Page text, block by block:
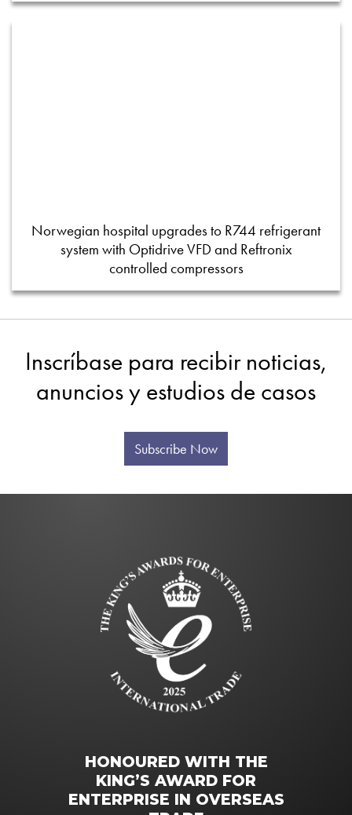
Norwegian hospital upgrades to R744 refrigerant
system with Optidrive VFD and Reftronix
controlled compressors
Inscríbase para recibir noticias,
anuncios y estudios de casos
Subscribe Now
HONOURED WITH THE
KING’S AWARD FOR
ENTERPRISE IN OVERSEAS